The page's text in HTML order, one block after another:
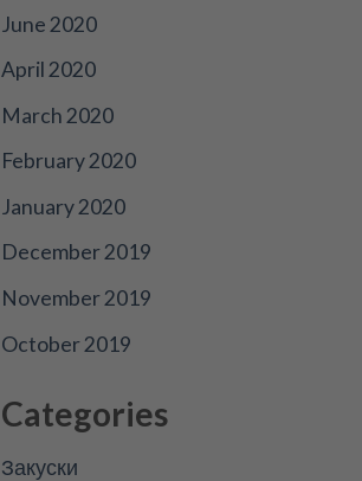
June 2020
April 2020
March 2020
February 2020
January 2020
December 2019
November 2019
October 2019
Categories
Закуски